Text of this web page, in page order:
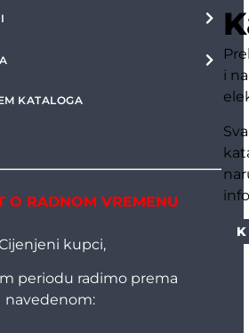
KATALOGA
O RADNOM VREMENU
kupci,
periodu radimo prema
navedenom:
i